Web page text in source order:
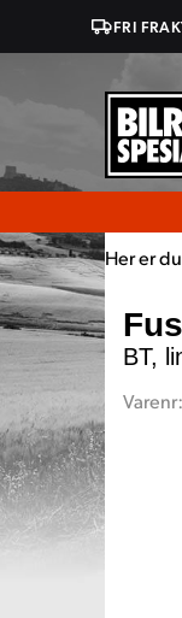
FRI
Her er
BT,
Varenr: